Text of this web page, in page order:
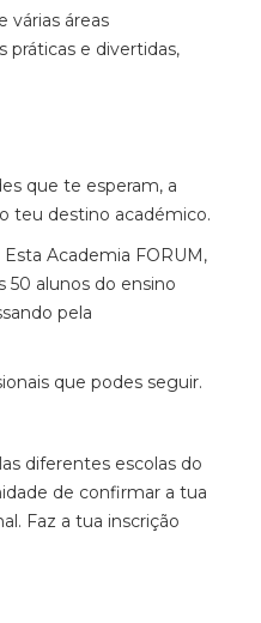
várias áreas
práticas e divertidas,
que te esperam, a
teu destino académico.
Academia FORUM,
50 alunos do ensino
pela
que podes seguir.
diferentes escolas do
de confirmar a tua
Faz a tua inscrição